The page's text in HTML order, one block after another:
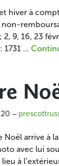
hiver à
non-
2, 9, 16, 23
1731 …
–
Noël arrive à
avec lui
à